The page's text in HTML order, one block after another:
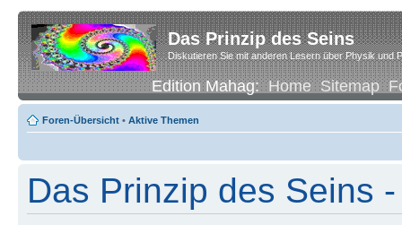
Das Prinzip des Seins
Diskutieren Sie mit anderen Lesern über Physik und
Edition Mahag:Home Sitemap
Foren-Übersicht • Aktive Themen
Das Prinzip des Seins